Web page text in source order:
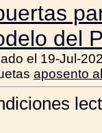
del
el 19-Jul-
aposento